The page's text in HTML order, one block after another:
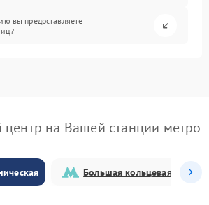
вы предоставляете
на Вашей станции метро
Большая кольцевая